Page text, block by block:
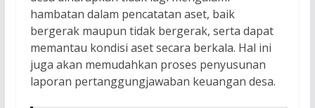
hambatan dalam pencatatan aset, baik
bergerak maupun tidak bergerak, serta dapat
memantau kondisi aset secara berkala. Hal ini
juga akan memudahkan proses penyusunan
laporan pertanggungjawaban keuangan desa.